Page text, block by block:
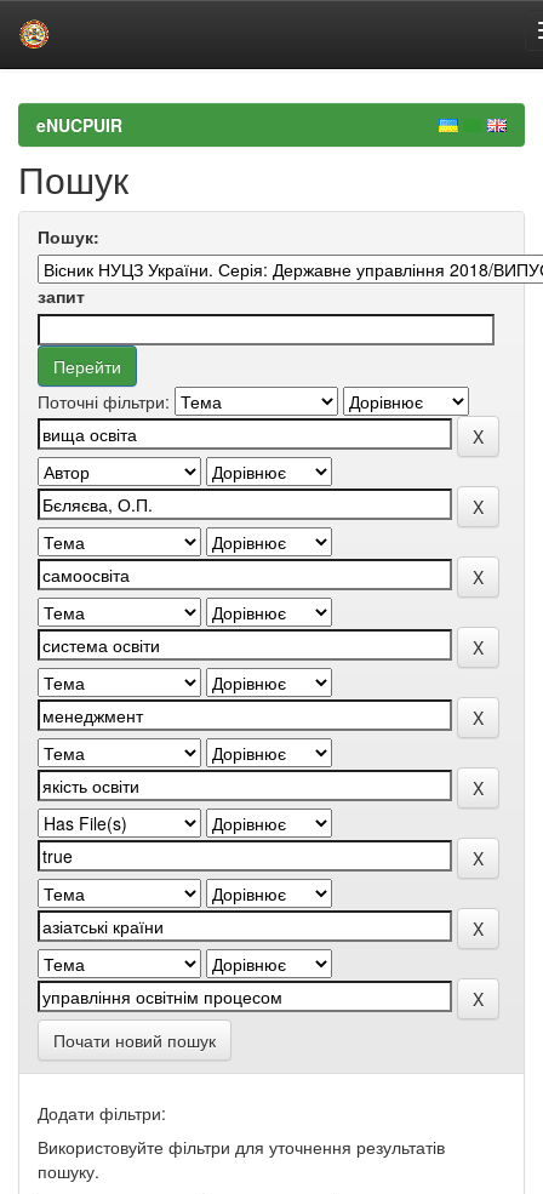
navigationeNUCPUIR
Пошук
Пошук:
запит
Поточні фільтри:
Почати новий пошук
Додати фільтри:
Використовуйте фільтри для уточнення результатів
пошуку.